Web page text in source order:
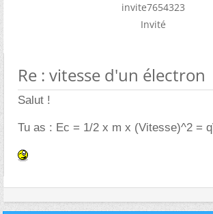
invite7654323
Invité
Re : vitesse d'un électron
Salut !
Tu as : Ec = 1/2 x m x (Vitesse)^2 =